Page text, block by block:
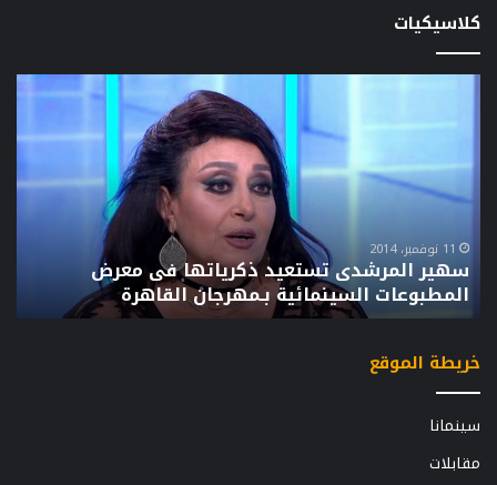
كلاسيكيات
السينما
7 نوفمبر، 2014
دعاء الكروان.. أهم كلاسيكيات السينما العربية
خريطة الموقع
سينمانا
مقابلات